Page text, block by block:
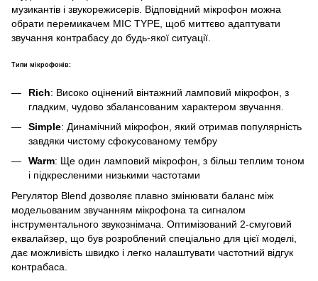
музикантів і звукорежисерів. Відповідний мікрофон можна
обрати перемикачем MIC TYPE, щоб миттєво адаптувати
звучання контрабасу до будь-якої ситуації.
Типи мікрофонів:
Rich: Високо оцінений вінтажний ламповий мікрофон, з
гладким, чудово збалансованим характером звучання.
Simple: Динамічний мікрофон, який отримав популярність
завдяки чистому сфокусованому тембру
Warm: Ще один ламповий мікрофон, з більш теплим тоном
і підкресленими низькими частотами
Регулятор Blend дозволяє плавно змінювати баланс між
модельованим звучанням мікрофона та сигналом
інструментального звукознімача. Оптимізований 2-смуговий
еквалайзер, що був розроблений спеціально для цієї моделі,
дає можливість швидко і легко налаштувати частотний відгук
контрабаса.